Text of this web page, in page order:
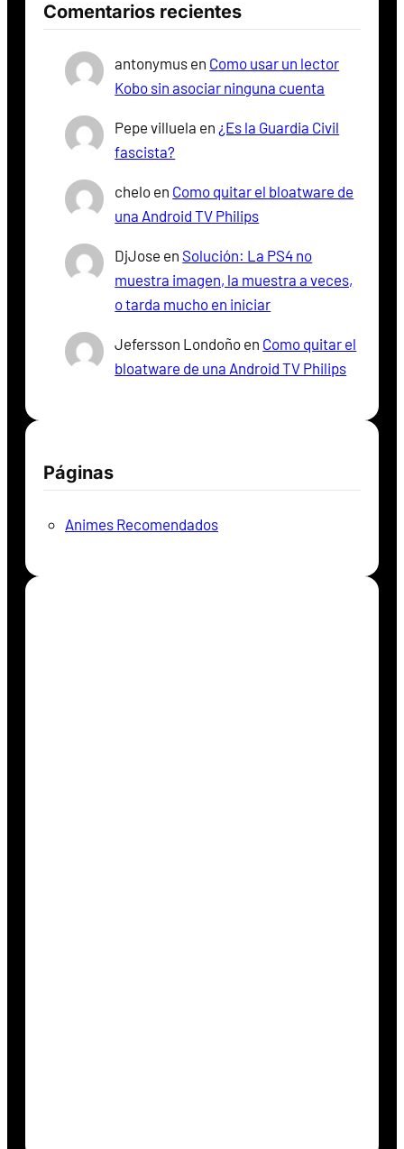
Comentarios recientes
antonymus en Como usar un lector
Kobo sin asociar ninguna cuenta
Pepe villuela en ¿Es la Guardia Civil
fascista?
chelo en Como quitar el bloatware de
una Android TV Philips
DjJose en Solución: La PS4 no
muestra imagen, la muestra a veces,
o tarda mucho en iniciar
Jefersson Londoño en Como quitar el
bloatware de una Android TV Philips
Páginas
Animes Recomendados